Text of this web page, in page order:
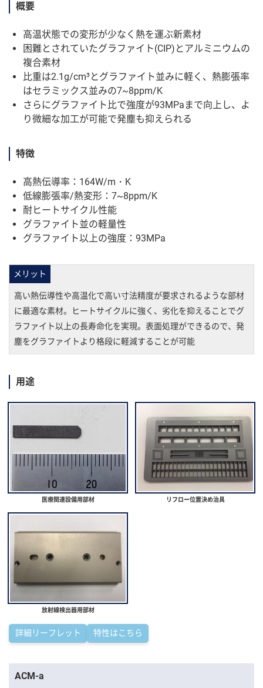
概要
高温状態での変形が少なく熱を運ぶ新素材
困難とされていたグラファイト(CIP)とアルミニウムの
複合素材
比重は2.1g/cm³とグラファイト並みに軽く、熱膨張率
はセラミックス並みの7~8ppm/K
さらにグラファイト比で強度が93MPaまで向上し、よ
り微細な加工が可能で発塵も抑えられる
特徴
高熱伝導率：164W/m・K
低線膨張率/熱変形：7~8ppm/K
耐ヒートサイクル性能
グラファイト並の軽量性
グラファイト以上の強度：93MPa
メリット
高い熱伝導性や高温化で高い寸法精度が要求されるような部材
に最適な素材。ヒートサイクルに強く、劣化を抑えることでグ
ラファイト以上の長寿命化を実現。表面処理ができるので、発
塵をグラファイトより格段に軽減することが可能
用途
医療関連設備用部材 リフロー位置決め治具
放射線検出器用部材
詳細リーフレット 特性はこちら
ACM-a